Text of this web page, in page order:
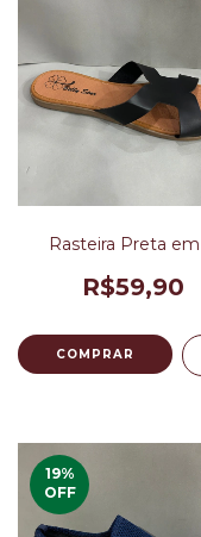
Rasteira Preta
R$59,90
COMPRAR
19%
OFF